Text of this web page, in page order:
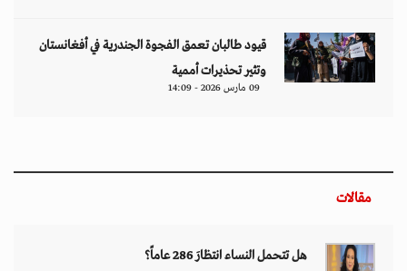
قيود طالبان تعمق الفجوة الجندرية في أفغانستان
وتثير تحذيرات أممية
09 مارس 2026 - 14:09
مقالات
هل تتحمل النساء انتظارَ 286 عاماً؟